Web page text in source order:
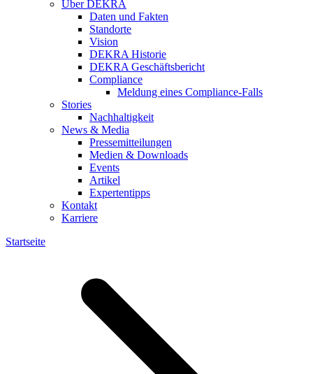
Über DEKRA
Daten und Fakten
Standorte
Vision
DEKRA Historie
DEKRA Geschäftsbericht
Compliance
Meldung eines Compliance-Falls
Stories
Nachhaltigkeit
News & Media
Pressemitteilungen
Medien & Downloads
Events
Artikel
Expertentipps
Kontakt
Karriere
Startseite